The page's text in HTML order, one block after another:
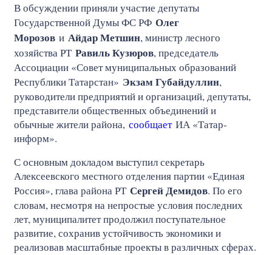
В обсуждении приняли участие депутаты
Государственной Думы ФС РФ Олег
Морозов и Айдар Метшин, министр лесного
хозяйства РТ Равиль Кузюров, председатель
Ассоциации «Совет муниципальных образований
Республики Татарстан» Экзам Губайдуллин,
руководители предприятий и организаций, депутаты,
представители общественных объединений и
обычные жители района, сообщаетИА «Татар-
информ».
С основным докладом выступил секретарь
Алексеевского местного отделения партии «Единая
Россия», глава района РТ Сергей Демидов. По его
словам, несмотря на непростые условия последних
лет, муниципалитет продолжил поступательное
развитие, сохранив устойчивость экономики и
реализовав масштабные проекты в различных сферах.